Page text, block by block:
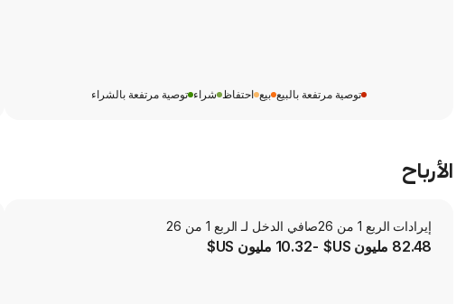
توصية مرتفعة بالبيع بيع احتفاظ شراء توصية مرتفعة بالشراء
الأرباح
إيرادات الربع 1 من 26
82.48 مليون US$
صافي الدخل لـ الربع 1 من 26
-10.32 مليون US$